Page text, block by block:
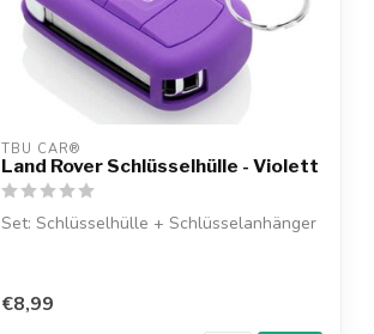
TBU CAR®
Land Rover Schlüsselhülle - Violett
Set: Schlüsselhülle + Schlüsselanhänger
€8,99